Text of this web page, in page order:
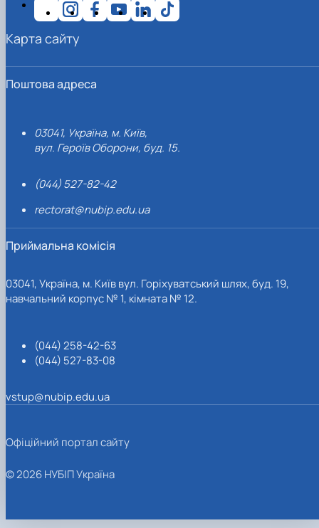
Поштова адреса
03041, Україна, м. Київ,
вул. Героїв Оборони, буд. 15.
(044) 527-82-42
rectorat@nubip.edu.ua
Приймальна комісія
03041, Україна, м. Київ вул. Горіхуватський шлях, буд. 19,
навчальний корпус № 1, кімната № 12.
(044) 258-42-63
(044) 527-83-08
vstup@nubip.edu.ua
Карта сайту
Офіційний портал сайту
© 2026 НУБІП Україна